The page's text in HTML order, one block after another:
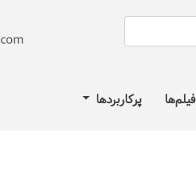
فیلم‌ها پرکاربردها